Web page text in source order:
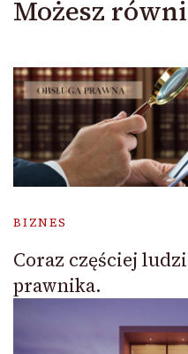
Możesz
BIZNES
Coraz częściej
prawnika.